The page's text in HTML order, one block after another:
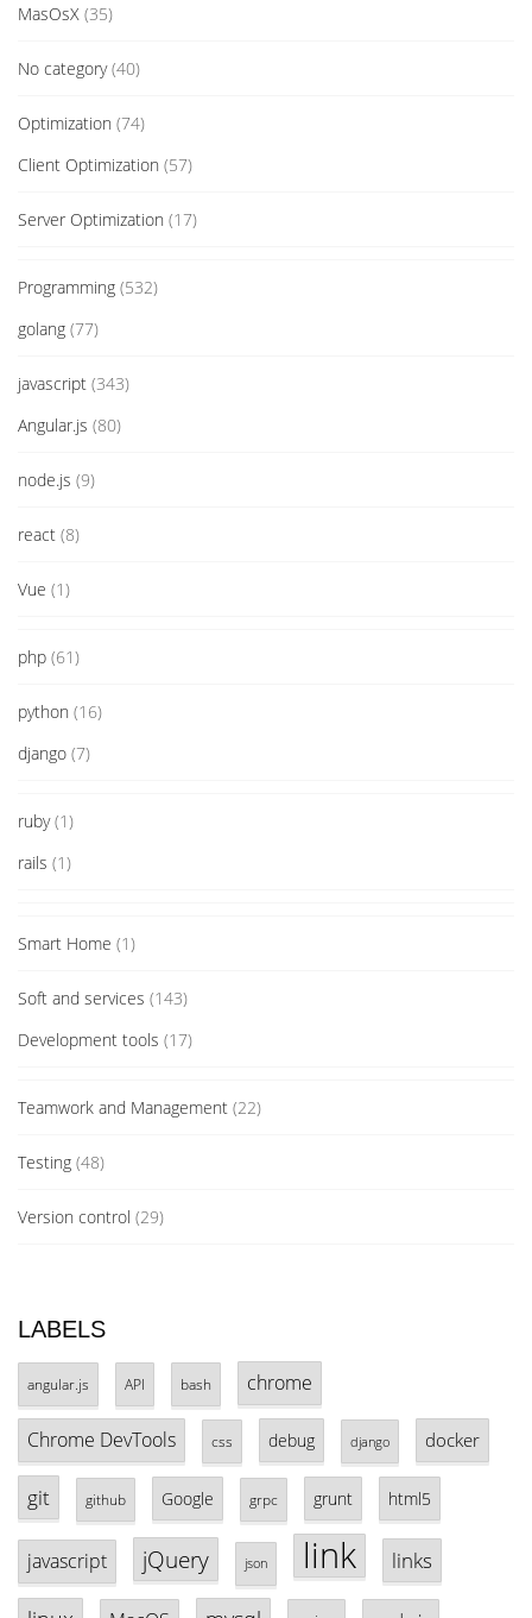
MasOsX (35)
No category(40)
Optimization (74)
Client Optimization (57)
Server Optimization (17)
Programming (532)
golang (77)
javascript (343)
Angular.js (80)
node.js (9)
react (8)
Vue (1)
php (61)
python (16)
django (7)
ruby(1)
rails (1)
Smart Home (1)
Soft and services (143)
Development tools (17)
Teamwork and Management (22)
Testing (48)
Version control (29)
LABELS
angular.js API bash chrome
Chrome DevTools css debug django docker
git github Google grpc grunt html5
javascript jQuery json link links